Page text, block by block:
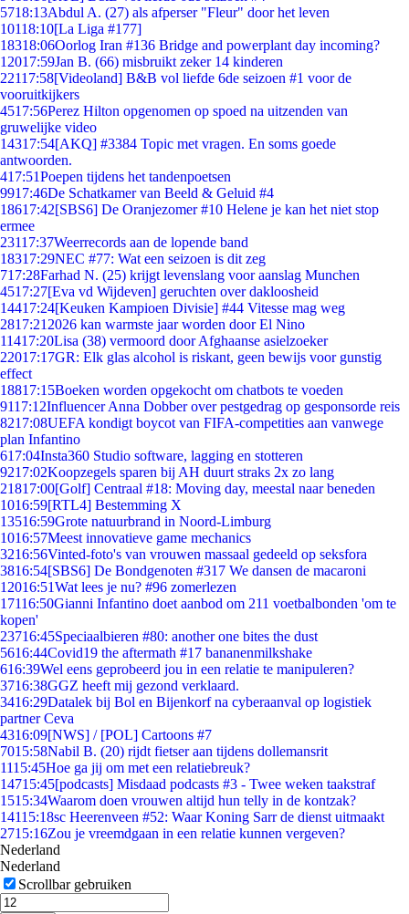
5718:13Abdul A. (27) als afperser "Fleur" door het leven
10118:10[La Liga #177]
18318:06Oorlog Iran #136 Bridge and powerplant day incoming?
12017:59Jan B. (66) misbruikt zeker 14 kinderen
22117:58[Videoland] B&B vol liefde 6de seizoen #1 voor de
vooruitkijkers
4517:56Perez Hilton opgenomen op spoed na uitzenden van
gruwelijke video
14317:54[AKQ] #3384 Topic met vragen. En soms goede
antwoorden.
417:51Poepen tijdens het tandenpoetsen
9917:46De Schatkamer van Beeld & Geluid #4
18617:42[SBS6] De Oranjezomer #10 Helene je kan het niet stop
ermee
23117:37Weerrecords aan de lopende band
18317:29NEC #77: Wat een seizoen is dit zeg
717:28Farhad N. (25) krijgt levenslang voor aanslag Munchen
4517:27[Eva vd Wijdeven] geruchten over dakloosheid
14417:24[Keuken Kampioen Divisie] #44 Vitesse mag weg
2817:21 2026 kan warmste jaar worden door El Nino
11417:20Lisa (38) vermoord door Afghaanse asielzoeker
22017:17GR: Elk glas alcohol is riskant, geen bewijs voor gunstig
effect
18817:15Boeken worden opgekocht om chatbots te voeden
9117:12Influencer Anna Dobber over pestgedrag op gesponsorde reis
8217:08UEFA kondigt boycot van FIFA-competities aan vanwege
plan Infantino
617:04Insta360 Studio software, lagging en stotteren
9217:02Koopzegels sparen bij AH duurt straks 2x zo lang
21817:00[Golf] Centraal #18: Moving day, meestal naar beneden
1016:59[RTL4] Bestemming X
13516:59Grote natuurbrand in Noord-Limburg
1016:57Meest innovatieve game mechanics
3216:56Vinted-foto's van vrouwen massaal gedeeld op seksfora
3816:54[SBS6] De Bondgenoten #317 We dansen de macaroni
12016:51Wat lees je nu? #96 zomerlezen
17116:50Gianni Infantino doet aanbod om 211 voetbalbonden 'om te
kopen'
23716:45Speciaalbieren #80: another one bites the dust
5616:44Covid19 the aftermath #17 bananenmilkshake
616:39Wel eens geprobeerd jou in een relatie te manipuleren?
3716:38GGZ heeft mij gezond verklaard.
3416:29Datalek bij Bol en Bijenkorf na cyberaanval op logistiek
partner Ceva
4316:09[NWS] / [POL] Cartoons #7
7015:58Nabil B. (20) rijdt fietser aan tijdens dollemansrit
1115:45Hoe ga jij om met een relatiebreuk?
14715:45[podcasts] Misdaad podcasts #3 - Twee weken taakstraf
1515:34Waarom doen vrouwen altijd hun telly in de kontzak?
14115:18sc Heerenveen #52: Waar Koning Sarr de dienst uitmaakt
2715:16Zou je vreemdgaan in een relatie kunnen vergeven?
Nederland
Nederland
Scrollbar gebruiken